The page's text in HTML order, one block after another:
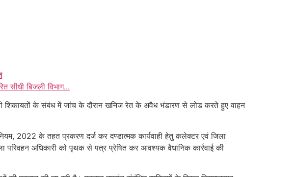
सीधी बिजली विभाग...
शिकायतों के संबंध में जांच के दौरान खनिज रेत के अवैध भंडारण से लोड करते हुए वाहन
2022 के तहत प्रकरण दर्ज कर दण्डात्मक कार्यवाही हेतु कलेक्टर एवं जिला
परिवहन अधिकारी को पृथक से पत्र प्रेषित कर आवश्यक वैधानिक कार्रवाई की